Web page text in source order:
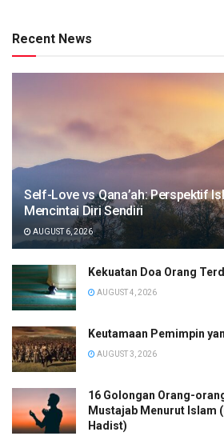
Recent News
Self-Love vs Qana’ah: Perspektif
Mencintai Diri Sendiri
AUGUST 6, 2026
Kekuatan Doa Orang
AUGUST 4, 2026
Keutamaan Pemimpin
AUGUST 3, 2026
16 Golongan Orang-
Mustajab Menurut Islam
Hadist)